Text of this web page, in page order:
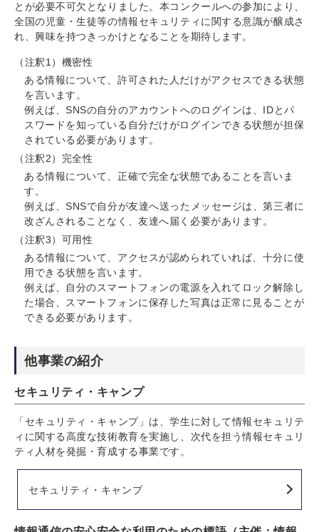
とが必要不可欠となりました。本コンクールへの参加により、
全国の児童・生徒等の情報セキュリティに関する意識が醸成さ
れ、興味を持つきっかけとなることを期待します。
（注釈1）機密性
ある情報について、許可された人だけがアクセスできる状態
を言います。
例えば、SNSの自分のアカウントへのログインは、IDとパ
スワードを知っている自分だけがログインできる状態が担保
されている必要があります。
（注釈2）完全性
ある情報について、正確で完全な状態であることを言いま
す。
例えば、SNSで自分が友達へ送ったメッセージは、第三者に
改ざんされることなく、友達へ届く必要があります。
（注釈3）可用性
ある情報について、アクセスが認められていれば、十分に使
用できる状態を言います。
例えば、自分のスマートフォンの電源を入れてロック解除し
た場合、スマートフォンに保存した写真は正常に見ることが
できる必要があります。
他事業の紹介
セキュリティ・キャンプ
「セキュリティ・キャンプ」は、学生に対して情報セキュリテ
ィに関する高度な技術教育を実施し、次代を担う情報セキュリ
ティ人材を発掘・育成する事業です。
セキュリティ・キャンプ